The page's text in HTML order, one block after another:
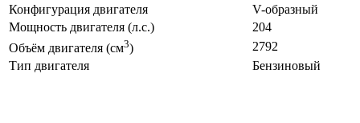
Конфигурация двигателя
V-образный
Мощность двигателя (л.с.)
204
Объём двигателя (см3)
2792
Тип двигателя
Бензиновый